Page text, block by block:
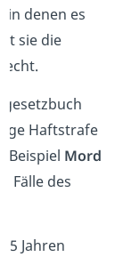
in denen es
sie die
Haftstrafe
Beispiel Mord
Fälle des
Jahren